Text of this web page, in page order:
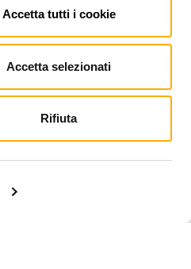
Accetta tutti i cookie
Accetta selezionati
Rifiuta